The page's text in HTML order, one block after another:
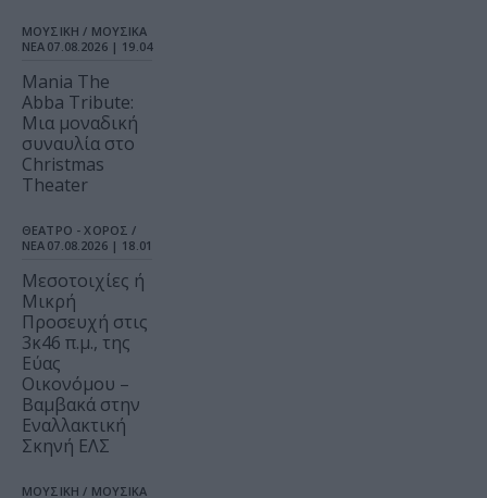
ΜΟΥΣΙΚΗ / ΜΟΥΣΙΚΑ
ΝΕΑ 07.08.2026 | 19.04
Mania The
Abba Tribute:
Μια μοναδική
συναυλία στο
Christmas
Theater
ΘΕΑΤΡΟ - ΧΟΡΟΣ /
ΝΕΑ 07.08.2026 | 18.01
Μεσοτοιχίες ή
Μικρή
Προσευχή στις
3κ46 π.μ., της
Εύας
Οικονόμου –
Βαμβακά στην
Εναλλακτική
Σκηνή ΕΛΣ
ΜΟΥΣΙΚΗ / ΜΟΥΣΙΚΑ